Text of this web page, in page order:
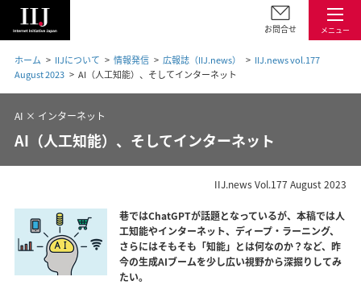
メニュー
お問合せ
ホーム IIJについて 情報発信 広報誌（IIJ.news）
IIJ.news vol.177
August 2023
AI（人工知能）、そしてインターネット
AI × インターネット
AI（人工知能）、そしてインターネット
IIJ.news Vol.177 August 2023
巷ではChatGPTが話題となっているが、本稿では人
工知能やインターネット、ディープ・ラーニング、
さらにはそもそも「知能」とは何なのか？など、昨
今の生成AIブームを少し広い視野から深掘りしてみ
たい。